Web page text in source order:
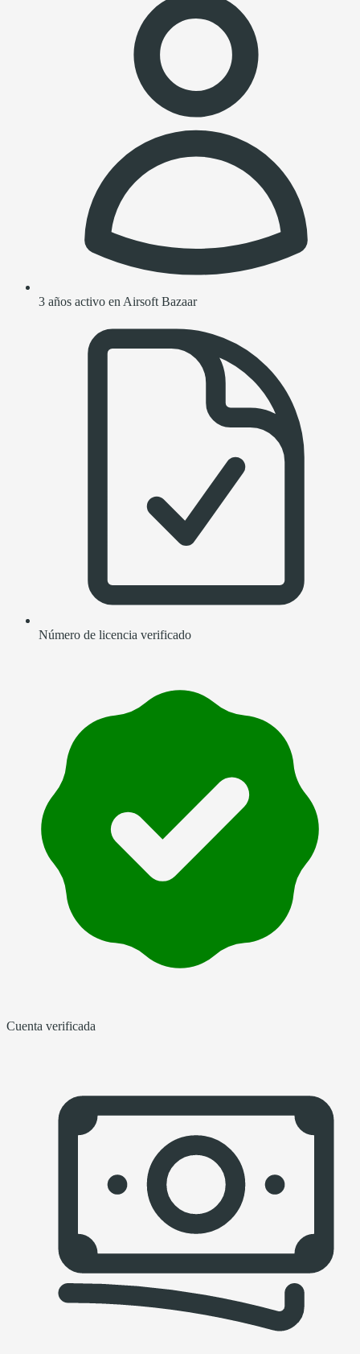
3 años activo en Airsoft Bazaar
Número de licencia verificado
Cuenta verificada